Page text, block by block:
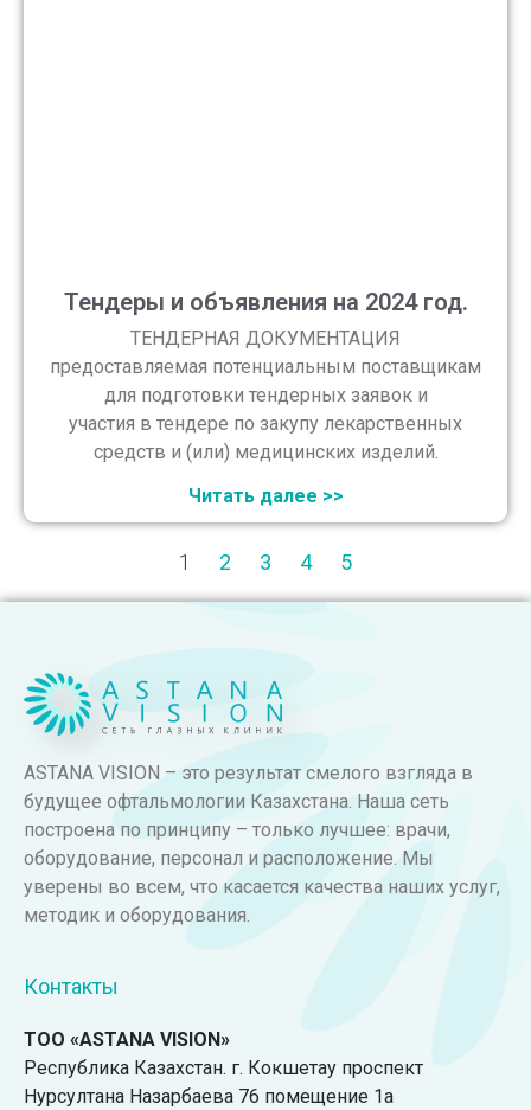
Тендеры и объявления на 2024 год.
ТЕНДЕРНАЯ ДОКУМЕНТАЦИЯ
предоставляемая потенциальным поставщикам
для подготовки тендерных заявок и
участия в тендере по закупу лекарственных
средств и (или) медицинских изделий.
Читать далее >>
1 2 3 4 5
ASTANA VISION – это результат смелого взгляда в
будущее офтальмологии Казахстана. Наша сеть
построена по принципу – только лучшее: врачи,
оборудование, персонал и расположение. Мы
уверены во всем, что касается качества наших услуг,
методик и оборудования.
Контакты
ТОО «ASTANA VISION»
Республика Казахстан. г. Кокшетау проспект
Нурсултана Назарбаева 76 помещение 1а